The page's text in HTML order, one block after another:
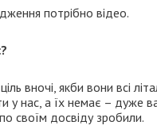
потрібно відео.
вночі, якби вони всі
у нас, а їх немає –
своїм досвіду зробили.